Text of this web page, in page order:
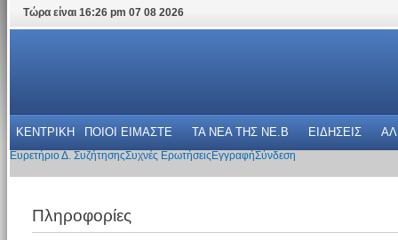
Τώρα είναι 16:26 pm 07 08 2026
ΚΕΝΤΡΙΚΗ ΠΟΙΟΙ ΕΙΜΑΣΤΕ ΤΑ ΝΕΑ THΣ NE.B ΕΙΔΗΣΕΙΣ
Ευρετήριο Δ. ΣυζήτησηςΣυχνές Ερωτήσεις ΕγγραφήΣύνδεση
Πληροφορίες